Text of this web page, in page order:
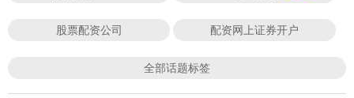
股票配资公司 配资网上证券开户
全部话题标签